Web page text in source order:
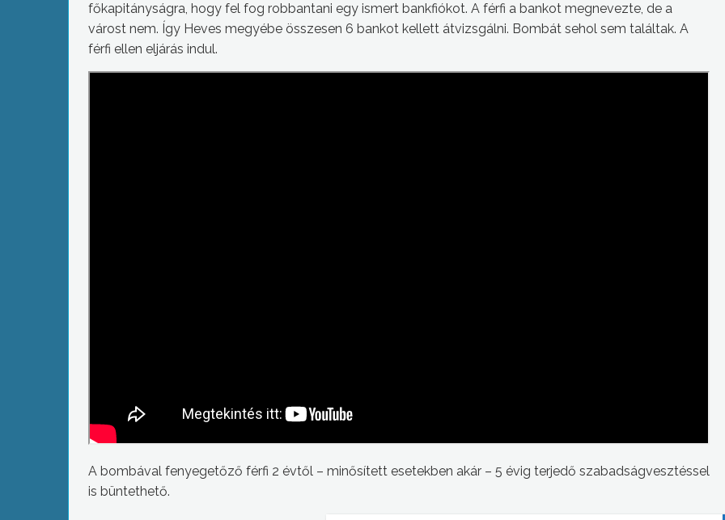
főkapitányságra, hogy fel fog robbantani egy ismert bankfiókot. A férfi a bankot megnevezte, de a
várost nem. Így Heves megyébe összesen 6 bankot kellett átvizsgálni. Bombát sehol sem találtak. A
férfi ellen eljárás indul.
A bombával fenyegetőző férfi 2 évtől – minősített esetekben akár – 5 évig terjedő szabadságvesztéssel
is büntethető.